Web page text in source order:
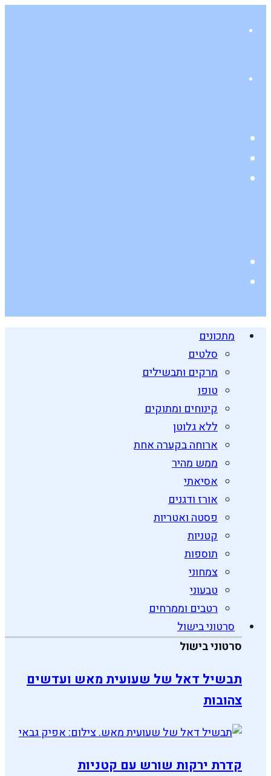
מתכונים
סלטים
מרקים ותבשילים
טופו
קינוחים ומתוקים
ללא גלוטן
ארוחה בקערה אחת
ממש מהיר
אסיאתי
אורז ודגנים
פסטה ואטריות
קטניות
תוספות
צמחוני
טבעוני
רטבים וממרחים
סרטוני בישול
סרטוני בישול
תבשיל דאל של שעועית מאש ועדשים
צהובות
קדרת ירקות שורש עם קטניות